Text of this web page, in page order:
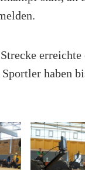
erreichte
haben